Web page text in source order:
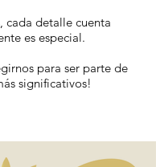
cada detalle cuenta
es especial.
para ser parte de
significativos!